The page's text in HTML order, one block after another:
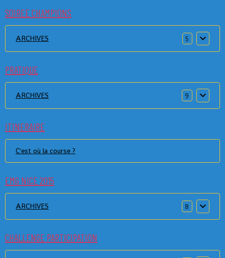
SOIREE CHAMPIONS
ARCHIVES 5
PRATIQUE
ARCHIVES 9
ITINERAIRE
C'est où la course ?
EMG NICE 2015
ARCHIVES 8
CHALLENGE PARTICIPATION